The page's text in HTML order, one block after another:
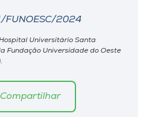
FUNOESC/2024
Universitário Santa
Fundação Universidade do Oeste
Compartilhar